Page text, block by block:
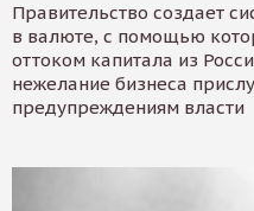
Правительство создает
в валюте, с помощью
оттоком капитала из
нежелание бизнеса
предупреждениям власти